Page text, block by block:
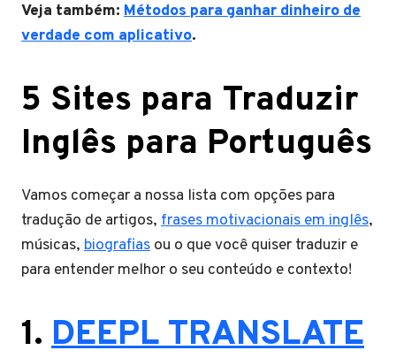
Veja também: Métodos para ganhar dinheiro de
verdade com aplicativo.
5 Sites para Traduzir
Inglês para Português
Vamos começar a nossa lista com opções para
tradução de artigos, frases motivacionais em inglês,
músicas, biografias ou o que você quiser traduzir e
para entender melhor o seu conteúdo e contexto!
1. DEEPL TRANSLATE